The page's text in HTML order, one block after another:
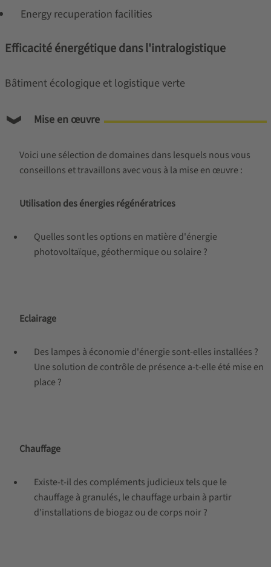
Energy recuperation facilities
Efficacité énergétique dans l'intralogistique
Bâtiment écologique et logistique verte
Mise en œuvre
Voici une sélection de domaines dans lesquels nous vous
conseillons et travaillons avec vous à la mise en œuvre :
Utilisation des énergies régénératrices
Quelles sont les options en matière d'énergie
photovoltaïque, géothermique ou solaire ?
Eclairage
Des lampes à économie d'énergie sont-elles installées ?
Une solution de contrôle de présence a-t-elle été mise en
place ?
Chauffage
Existe-t-il des compléments judicieux tels que le
chauffage à granulés, le chauffage urbain à partir
d'installations de biogaz ou de corps noir ?